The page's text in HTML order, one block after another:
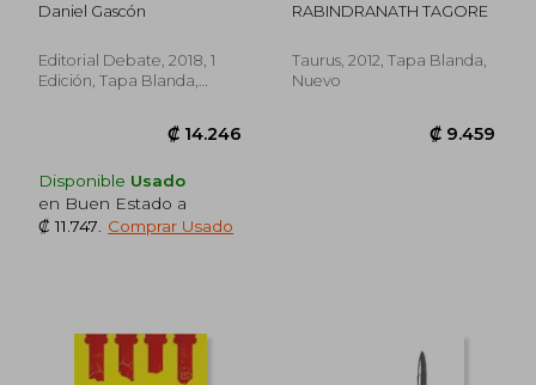
Daniel Gascón
Editorial Debate, 2018, 1
Edición, Tapa Blanda,
Disponible Usado
en Buen Estado a
₡ 11.747
Comprar Usado
RABINDRANATH TAGORE
Taurus, 2012, Tapa Blanda,
Nuevo